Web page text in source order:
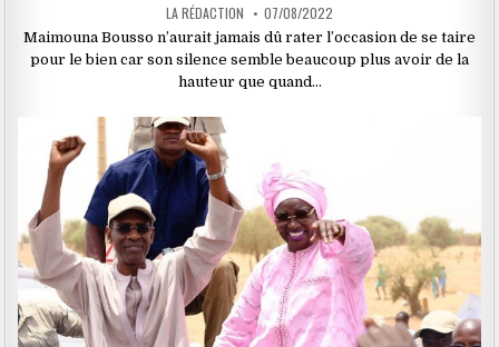
LA RÉDACTION 07/08/2022
Maimouna Bousso n’aurait jamais dû rater l’occasion de se taire
pour le bien car son silence semble beaucoup plus avoir de la
hauteur que quand…